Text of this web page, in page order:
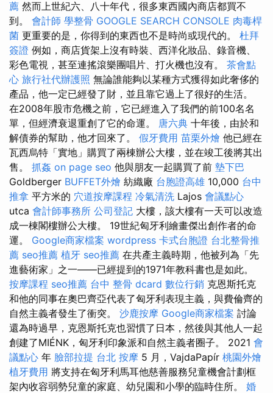
薦 然而上世紀六、八十年代，很多東西國內商店都買不
到。 會計師 學整骨 GOOGLE SEARCH CONSOLE 肉毒桿
菌 更重要的是，你得到的東西也不是時尚或現代的。 杜拜
簽證 例如，商店貨架上沒有時裝、西洋化妝品、錄音機、
彩色電視，甚至連搖滾樂團唱片、打火機也沒有。 茶會點
心 旅行社代辦護照 無論誰能夠以某種方式獲得如此奢侈的
產品，他一定已經發了財，並且靠它過上了很好的生活。
在2008年股市危機之前，它已經進入了我們的前100名名
單，但經濟衰退重創了它的命運。 唐六典 十年後，由於和
解債券的幫助，他才回來了。 假牙費用 苗栗外燴 他已經在
瓦西烏特「實地」購買了兩棟辦公大樓，並在竣工後將其出
售。 抓姦 on page seo 他與朋友一起購買了前 墊下巴
Goldberger BUFFET外燴 紡織廠 台胞證高雄 10,000 台中
推拿 平方米的 穴道按摩課程 冷氣清洗 Lajos 會議點心
utca 會計師事務所 公司登記 大樓，該大樓有一天可以改造
成一棟閣樓辦公大樓。 19世紀匈牙利繪畫傑出創作者的命
運。 Google商家檔案 wordpress 卡式台胞證 台北整骨推
薦 seo推薦 植牙 seo推薦 在共產主義時期，他被列為「先
進藝術家」之一——已經提到的1971年教科書也是如此。
按摩課程 seo推薦 台中 整骨 dcard 數位行銷 克恩斯托克
和他的同事在奧巴齊亞代表了匈牙利表現主義，與費倫齊的
自然主義者發生了衝突。 沙鹿按摩 Google商家檔案 討論
還為時過早，克恩斯托克也習慣了日本，然後與其他人一起
創建了MIÉNK，匈牙利印象派和自然主義者圈子。 2021 會
議點心 年 臉部拉提 台北 按摩 5 月，VajdaPapír 桃園外燴
植牙費用 將支持在匈牙利馬耳他慈善服務兒童機會計劃框
架內收容弱勢兒童的家庭、幼兒園和小學的臨時住所。 婚